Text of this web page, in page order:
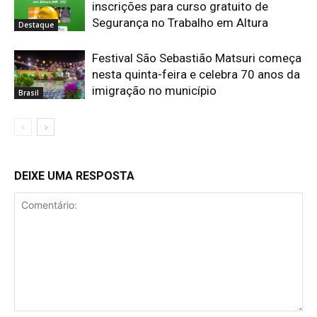
Destaque
inscrições para curso gratuito de
Segurança no Trabalho em Altura
Brasil
Festival São Sebastião Matsuri começa
nesta quinta-feira e celebra 70 anos da
imigração no município
DEIXE UMA RESPOSTA